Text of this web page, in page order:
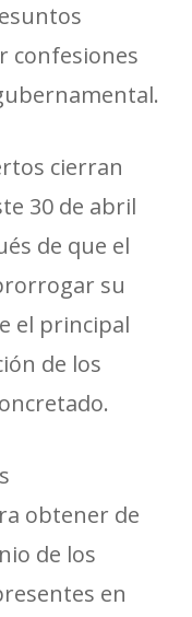
confesiones
cierran
30 de abril
de que el
su
el principal
de los
obtener de
de los
en